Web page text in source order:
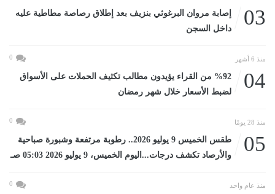
03
إصابة مروان البرغوثي بنزيف بعد إطلاق رصاصة مطاطية عليه
داخل السجن
منذ 6 أشهر 0
04
%92 من القراء يؤيدون مطالب تكثيف الحملات على الأسواق
لضبط الأسعار خلال شهر رمضان
منذ 28 يومًا 0
05
طقس الخميس 9 يوليو 2026.. رطوبة مرتفعة وشبورة صباحية
والأرصاد تكشف درجات...اليوم الخميس، 9 يوليو 2026 05:03 صـ
منذ عام واحد 0